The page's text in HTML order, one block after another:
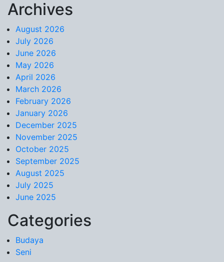
Skip to content
Archives
August 2026
July 2026
June 2026
May 2026
April 2026
March 2026
February 2026
January 2026
December 2025
November 2025
October 2025
September 2025
August 2025
July 2025
June 2025
Categories
Budaya
Seni